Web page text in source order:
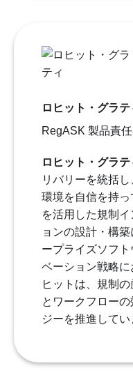
ロヒット・グラテ
RegASK 製品責
ロヒット・グラテ
リバリーを統括
環境を自信を持っ
を活用した規制
ョンの設計・構
ープライズソフ
ベーション戦略
ヒットは、規制
とワークフロー
ジーを推進してい